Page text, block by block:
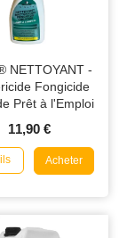
NETTOYANT -
Fongicide
Prêt à l'Emploi
11,90 €
Acheter